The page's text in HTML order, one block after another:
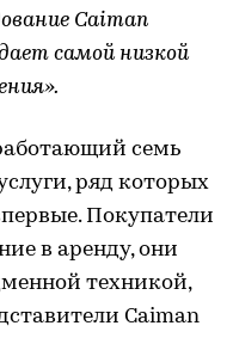
Caiman
самой низкой
семь
ряд которых
Покупатели
в аренду, они
техникой,
Caiman